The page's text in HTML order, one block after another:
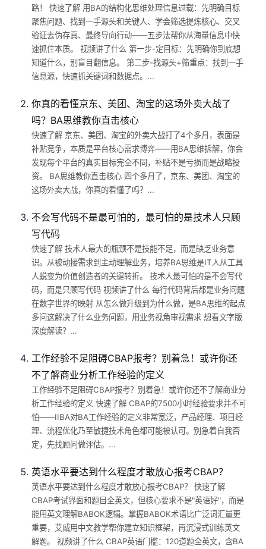
路！ 快速了解 用BA的结构化思维处理信息过载：先明确目标
聚焦问题、找到一手源头和关键人、学会筛选提炼核心、交叉
验证去伪存真、最终导向行动——五步法帮你从海量信息中快
速抓住本质。 视频讲了什么 第一步-定目标：先明确你到底想
知道什么，别盲目翻信息。 第二步-找源头+筛重点：找到一手
信息源，快速抓关键词和数据点。...
你真的看懂京东、美团、淘宝的这场外卖大战了
吗？BA思维教你直击核心
快速了解 京东、美团、淘宝的外卖大战打了4个多月，表面是
补贴竞争，本质是平台核心需求博弈——用BA思维拆解，你会
发现每个平台的真实目标完全不同，补贴不是亏损而是战略投
资。 BA思维教你直击核心 四个多月了，京东、美团、淘宝的
这场外卖大战，你真的看懂了吗？...
不会写代码不是最可怕的，最可怕的是技术人只顾
写代码
快速了解 技术人最大的瓶颈不是技能不足，而是缺乏业务意
识。从被动接需求到主动理解业务，培养BA思维是IT人从工具
人蜕变为价值创造者的关键转折。 技术人最可怕的是不会写代
码，而是只顾写代码 视频讲了什么 每行代码背后都是业务问题
在数字世界的映射 从怎么做升级到为什么做，是BA思维的起点
多问这解决了什么业务问题，用业务视角审视需求 想看文字版
深度解读？...
工作经验不足阻碍CBAP报考？别着急！或许你还
不了解商业分析工作经验的定义
工作经验不足阻碍CBAP报考？别着急！或许你还不了解商业分
析工作经验的定义 快速了解 CBAP的7500小时经验要求并不可
怕——IIBA对BA工作经验的定义非常宽泛，产品经理、项目经
理、流程优化乃至敏捷技术角色都可能被认可。别急着自我否
定，先找顾问做评估。...
英语水平要达到什么程度才敢放心报考CBAP？
英语水平要达到什么程度才敢放心报考CBAP？ 快速了解
CBAP考试界面和题目全英文，但核心要求不是"英语好"，而是
能用英文理解BABOK逻辑。掌握BABOK术语比广泛词汇量更
重要，艾威用中文教学帮你建立知识框架，再沉浸式训练英文
解题。 视频讲了什么 CBAP英语门槛：120道题全英文，含BA